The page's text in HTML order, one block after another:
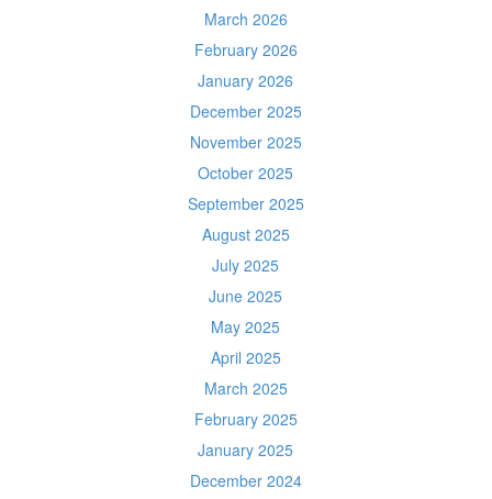
March 2026
February 2026
January 2026
December 2025
November 2025
October 2025
September 2025
August 2025
July 2025
June 2025
May 2025
April 2025
March 2025
February 2025
January 2025
December 2024